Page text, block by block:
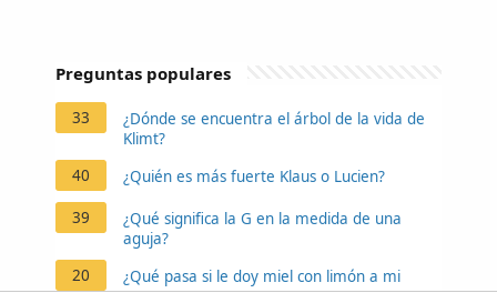
Preguntas populares
33
¿Dónde se encuentra el árbol de la vida de
Klimt?
40
¿Quién es más fuerte Klaus o Lucien?
39
¿Qué significa la G en la medida de una
aguja?
20
¿Qué pasa si le doy miel con limón a mi
perro?